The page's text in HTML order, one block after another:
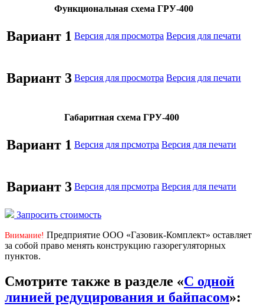
Функциональная схема ГРУ-400
Вариант 1 Версия для просмотра Версия для печати
Вариант 3 Версия для просмотра Версия для печати
Габаритная схема ГРУ-400
Вариант 1 Версия для прсмотра Версия для печати
Вариант 3 Версия для прсмотра Версия для печати
Запросить стоимость
Внимание! Предприятие ООО «Газовик-Комплект» оставляет
за собой право менять конструкцию газорегуляторных
пунктов.
Смотрите также в разделе «С одной
линией редуцирования и байпасом»: